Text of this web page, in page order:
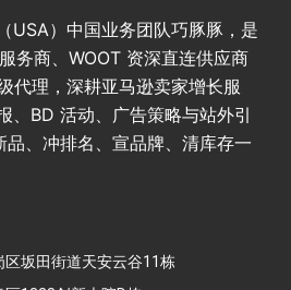
USA）中国业务团队巧豚豚，是
务商、WOOT 资深直连供应商
代理，深耕亚马逊卖家增长服
、BD 活动、广告策略与站外引
品、冲排名、宣品牌、清库存一
区坂田街道天安云谷11栋